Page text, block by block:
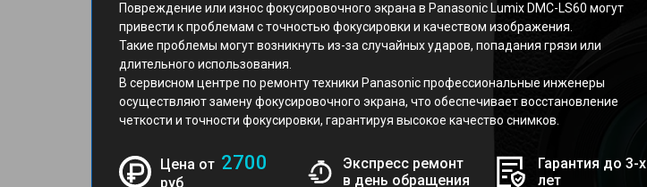
Повреждение или износ фокусировочного экрана в Panasonic Lumix DMC-LS60 могут
привести к проблемам с точностью фокусировки и качеством изображения.
Такие проблемы могут возникнуть из-за случайных ударов, попадания грязи или
длительного использования.
В сервисном центре по ремонту техники Panasonic профессиональные инженеры
осуществляют замену фокусировочного экрана, что обеспечивает восстановление
четкости и точности фокусировки, гарантируя высокое качество снимков.
Цена от 2700
руб
Экспресс ремонт
в день обращения
Гарантия до 3-х
лет